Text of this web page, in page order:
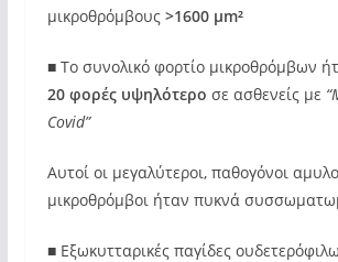
μικροθρόμβους >1600 µm²
■ Το συνολικό φορτίο μικροθρόμβων
20 φορές υψηλότερο σε ασθενείς με
Covid”
Αυτοί οι μεγαλύτεροι, παθογόνοι
μικροθρόμβοι ήταν πυκνά
■ Εξωκυτταρικές παγίδες